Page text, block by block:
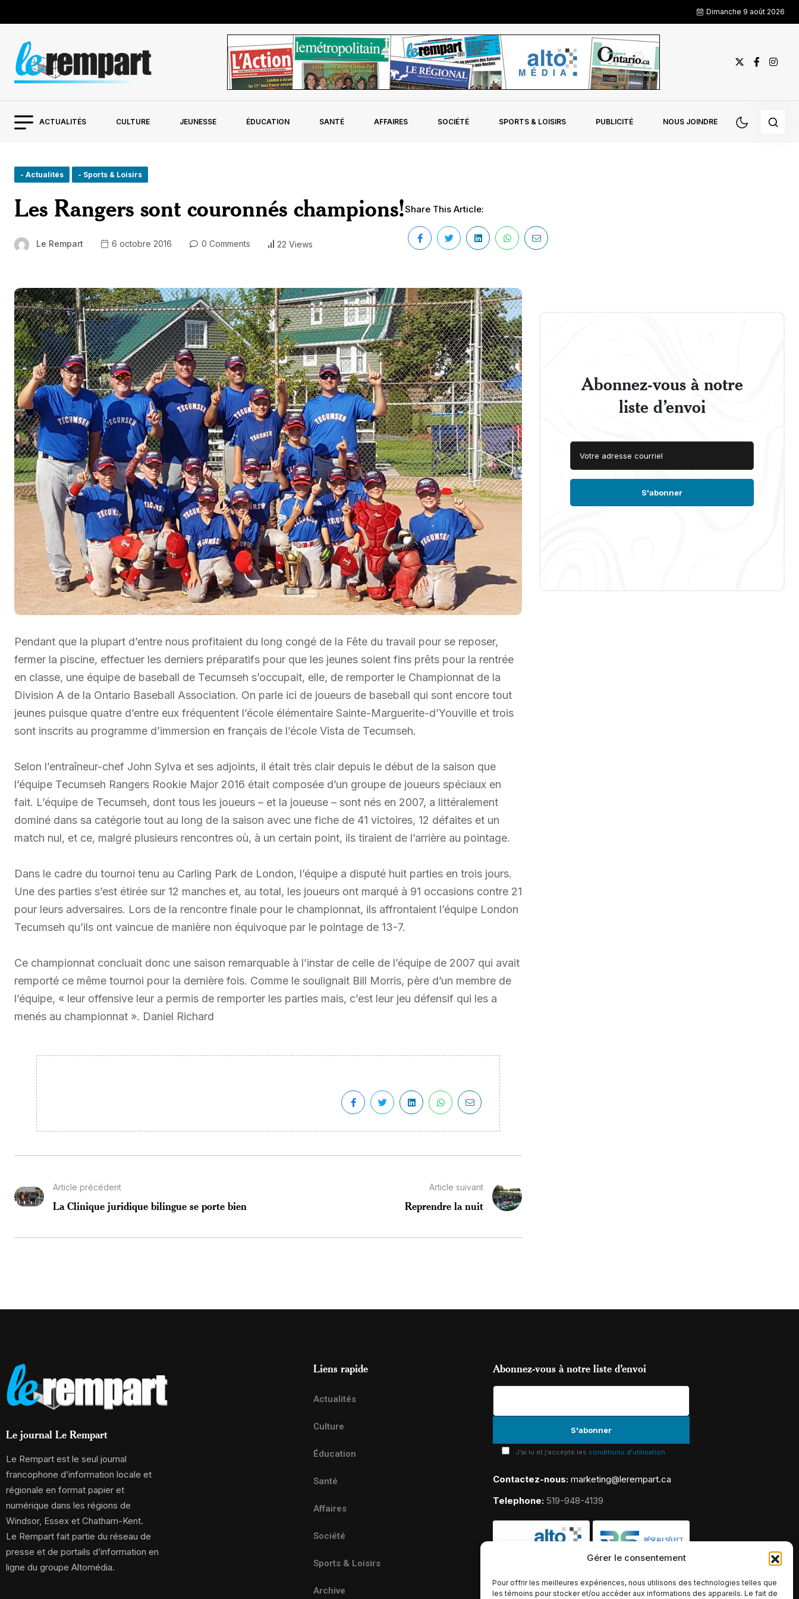
Gérer le consentement
Pour offrir les meilleures expériences, nous utilisons des technologies telles que
les témoins pour stocker et/ou accéder aux informations des appareils. Le fait de
Dimanche 9 août 2026
ACTUALITÉS CULTURE JEUNESSE ÉDUCATION SANTÉ AFFAIRES SOCIÉTÉ SPORTS & LOISIRS PUBLICITÉ NOUS JOINDRE
- Actualités - Sports & Loisirs
Les Rangers sont couronnés champions!
Le Rempart 6 octobre 2016 0 Comments 22 Views
Share This Article:
Pendant que la plupart d’entre nous profitaient du long congé de la Fête du travail pour se reposer,
fermer la piscine, effectuer les derniers préparatifs pour que les jeunes soient fins prêts pour la rentrée
en classe, une équipe de baseball de Tecumseh s’occupait, elle, de remporter le Championnat de la
Division A de la Ontario Baseball Association. On parle ici de joueurs de baseball qui sont encore tout
jeunes puisque quatre d’entre eux fréquentent l’école élémentaire Sainte-Marguerite-d’Youville et trois
sont inscrits au programme d’immersion en français de l’école Vista de Tecumseh.
Selon l’entraîneur-chef John Sylva et ses adjoints, il était très clair depuis le début de la saison que
l’équipe Tecumseh Rangers Rookie Major 2016 était composée d’un groupe de joueurs spéciaux en
fait. L’équipe de Tecumseh, dont tous les joueurs – et la joueuse – sont nés en 2007, a littéralement
dominé dans sa catégorie tout au long de la saison avec une fiche de 41 victoires, 12 défaites et un
match nul, et ce, malgré plusieurs rencontres où, à un certain point, ils tiraient de l’arrière au pointage.
Dans le cadre du tournoi tenu au Carling Park de London, l’équipe a disputé huit parties en trois jours.
Une des parties s’est étirée sur 12 manches et, au total, les joueurs ont marqué à 91 occasions contre 21
pour leurs adversaires. Lors de la rencontre finale pour le championnat, ils affrontaient l’équipe London
Tecumseh qu’ils ont vaincue de manière non équivoque par le pointage de 13-7.
Ce championnat concluait donc une saison remarquable à l’instar de celle de l’équipe de 2007 qui avait
remporté ce même tournoi pour la dernière fois. Comme le soulignait Bill Morris, père d’un membre de
l’équipe, « leur offensive leur a permis de remporter les parties mais, c’est leur jeu défensif qui les a
menés au championnat ». Daniel Richard
Article précédent
La Clinique juridique bilingue se porte bien
Article suivant
Reprendre la nuit
Abonnez-vous à notre
liste d’envoi
Le journal Le Rempart
Le Rempart est le seul journal
francophone d’information locale et
régionale en format papier et
numérique dans les régions de
Windsor, Essex et Chatham-Kent.
Le Rempart fait partie du réseau de
presse et de portails d’information en
ligne du groupe Altomédia.
Liens rapide
Actualités
Culture
Éducation
Santé
Affaires
Société
Sports & Loisirs
Archive
Abonnez-vous à notre liste d’envoi
J'ai lu et j'accepte les conditions d'utilisation
Contactez-nous: marketing@lerempart.ca
Telephone: 519-948-4139